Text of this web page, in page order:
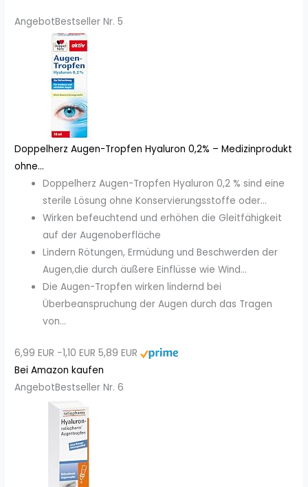
AngebotBestseller Nr. 5
Doppelherz Augen-Tropfen Hyaluron 0,2% – Medizinprodukt
ohne...
Doppelherz Augen-Tropfen Hyaluron 0,2 % sind eine
sterile Lösung ohne Konservierungsstoffe oder...
Wirken befeuchtend und erhöhen die Gleitfähigkeit
auf der Augenoberfläche
Lindern Rötungen, Ermüdung und Beschwerden der
Augen,die durch äußere Einflüsse wie Wind...
Die Augen-Tropfen wirken lindernd bei
Überbeanspruchung der Augen durch das Tragen
von...
6,99 EUR −1,10 EUR 5,89 EUR
Bei Amazon kaufen
AngebotBestseller Nr. 6